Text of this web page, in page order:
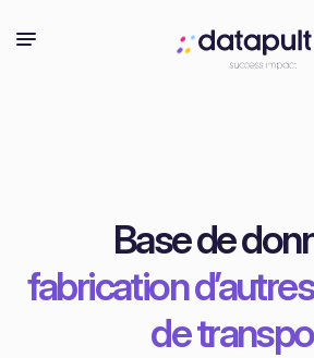
Base de
fabrication
de